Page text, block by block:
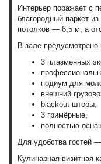
Интерьер поражает с
благородный паркет из
потолков — 6,5 м, а
В зале предусмотрено
3 плазменных
подиум для
внешний
blackout-шторы,
3 гримёрные,
полностью
Для удобства гостей —
Кулинарная визитная